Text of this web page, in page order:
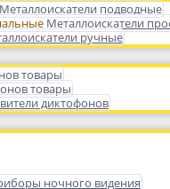
Металлоискатели подводные
Металлоискатели
ручные
товары
товары
диктофонов
ночного видения